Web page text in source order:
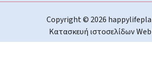
Copyright © 2026
Κατασκευή ιστοσελίδων